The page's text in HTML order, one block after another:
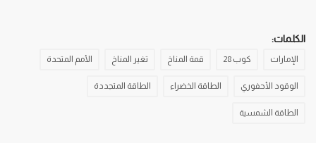
الكلمات:
الإمارات كوب 28 قمة المناخ تغير المناخ الأمم المتحدة
الوقود الأحفوري الطاقة الخضراء الطاقة المتجددة
الطاقة الشمسية